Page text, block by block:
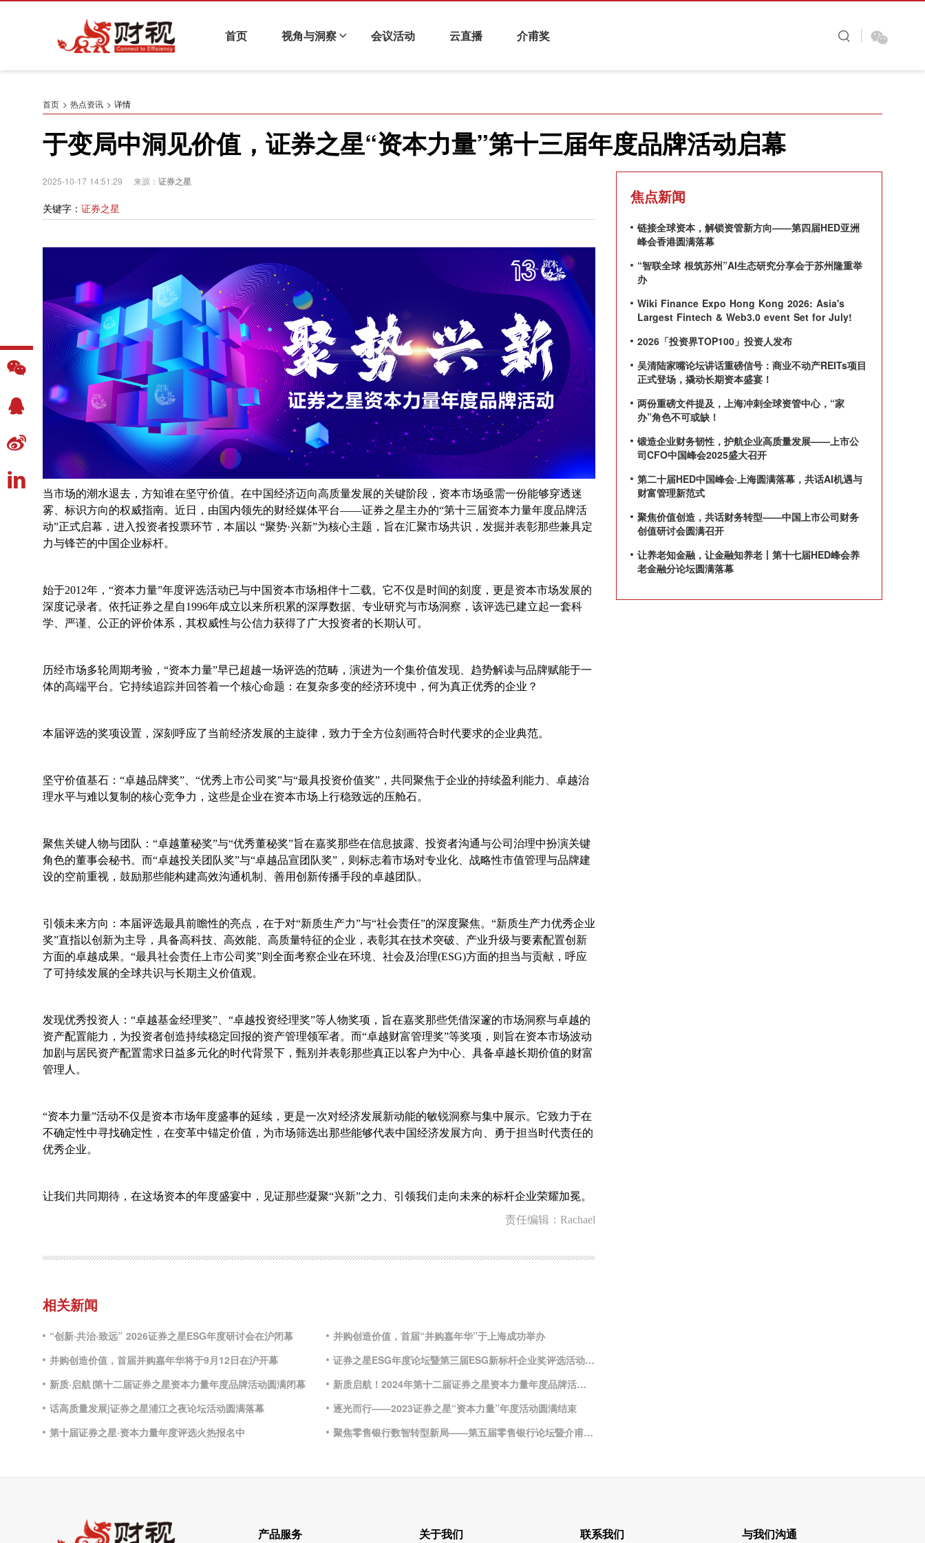
首页 视角与洞察 会议活动 云直播 介甫奖
财视系列活动
首页 热点资讯 详情
于变局中洞见价值，证券之星“资本力量”第十三届年度品牌活动启幕
2025-10-17 14:51:29 来源： 证券之星
关键字： 证券之星
当市场的潮水退去，方知谁在坚守价值。在中国经济迈向高质量发展的关键阶段，资本市场亟需一份能够穿透迷
雾、标识方向的权威指南。近日，由国内领先的财经媒体平台——证券之星主办的“第十三届资本力量年度品牌活
动”正式启幕，进入投资者投票环节，本届以 “聚势·兴新”为核心主题，旨在汇聚市场共识，发掘并表彰那些兼具定
力与锋芒的中国企业标杆。
始于2012年，“资本力量”年度评选活动已与中国资本市场相伴十二载。它不仅是时间的刻度，更是资本市场发展的
深度记录者。依托证券之星自1996年成立以来所积累的深厚数据、专业研究与市场洞察，该评选已建立起一套科
学、严谨、公正的评价体系，其权威性与公信力获得了广大投资者的长期认可。
历经市场多轮周期考验，“资本力量”早已超越一场评选的范畴，演进为一个集价值发现、趋势解读与品牌赋能于一
体的高端平台。它持续追踪并回答着一个核心命题：在复杂多变的经济环境中，何为真正优秀的企业？
本届评选的奖项设置，深刻呼应了当前经济发展的主旋律，致力于全方位刻画符合时代要求的企业典范。
坚守价值基石：“卓越品牌奖”、“优秀上市公司奖”与“最具投资价值奖”，共同聚焦于企业的持续盈利能力、卓越治
理水平与难以复制的核心竞争力，这些是企业在资本市场上行稳致远的压舱石。
聚焦关键人物与团队：“卓越董秘奖”与“优秀董秘奖”旨在嘉奖那些在信息披露、投资者沟通与公司治理中扮演关键
角色的董事会秘书。而“卓越投关团队奖”与“卓越品宣团队奖”，则标志着市场对专业化、战略性市值管理与品牌建
设的空前重视，鼓励那些能构建高效沟通机制、善用创新传播手段的卓越团队。
引领未来方向：本届评选最具前瞻性的亮点，在于对“新质生产力”与“社会责任”的深度聚焦。“新质生产力优秀企业
奖”直指以创新为主导，具备高科技、高效能、高质量特征的企业，表彰其在技术突破、产业升级与要素配置创新
方面的卓越成果。“最具社会责任上市公司奖”则全面考察企业在环境、社会及治理(ESG)方面的担当与贡献，呼应
了可持续发展的全球共识与长期主义价值观。
发现优秀投资人：“卓越基金经理奖”、“卓越投资经理奖”等人物奖项，旨在嘉奖那些凭借深邃的市场洞察与卓越的
资产配置能力，为投资者创造持续稳定回报的资产管理领军者。而“卓越财富管理奖”等奖项，则旨在资本市场波动
加剧与居民资产配置需求日益多元化的时代背景下，甄别并表彰那些真正以客户为中心、具备卓越长期价值的财富
管理人。
“资本力量”活动不仅是资本市场年度盛事的延续，更是一次对经济发展新动能的敏锐洞察与集中展示。它致力于在
不确定性中寻找确定性，在变革中锚定价值，为市场筛选出那些能够代表中国经济发展方向、勇于担当时代责任的
优秀企业。
让我们共同期待，在这场资本的年度盛宴中，见证那些凝聚“兴新”之力、引领我们走向未来的标杆企业荣耀加冕。
责任编辑：Rachael
相关新闻
“创新·共治·致远” 2026证券之星ESG年度研讨会在沪闭幕
并购创造价值，首届“并购嘉年华”于上海成功举办
并购创造价值，首届并购嘉年华将于9月12日在沪开幕
证券之星ESG年度论坛暨第三届ESG新标杆企业奖评选活动圆满闭幕
新质·启航∣第十二届证券之星资本力量年度品牌活动圆满闭幕
新质启航！2024年第十二届证券之星资本力量年度品牌活动正式启动
话高质量发展|证券之星浦江之夜论坛活动圆满落幕
逐光而行——2023证券之星“资本力量”年度活动圆满结束
第十届证券之星·资本力量年度评选火热报名中
聚焦零售银行数智转型新局——第五届零售银行论坛暨介甫奖颁奖典礼即将启幕
焦点新闻
链接全球资本，解锁资管新方向——第四届HED亚洲
峰会香港圆满落幕
“智联全球 根筑苏州”AI生态研究分享会于苏州隆重举
办
Wiki Finance Expo Hong Kong 2026: Asia's
Largest Fintech & Web3.0 event Set for July!
2026「投资界TOP100」投资人发布
吴清陆家嘴论坛讲话重磅信号：商业不动产REITs项目
正式登场，撬动长期资本盛宴！
两份重磅文件提及，上海冲刺全球资管中心，“家
办”角色不可或缺！
锻造企业财务韧性，护航企业高质量发展——上市公
司CFO中国峰会2025盛大召开
第二十届HED中国峰会·上海圆满落幕，共话AI机遇与
财富管理新范式
聚焦价值创造，共话财务转型——中国上市公司财务
创值研讨会圆满召开
让养老知金融，让金融知养老丨第十七届HED峰会养
老金融分论坛圆满落幕
产品服务 关于我们 联系我们 与我们沟通